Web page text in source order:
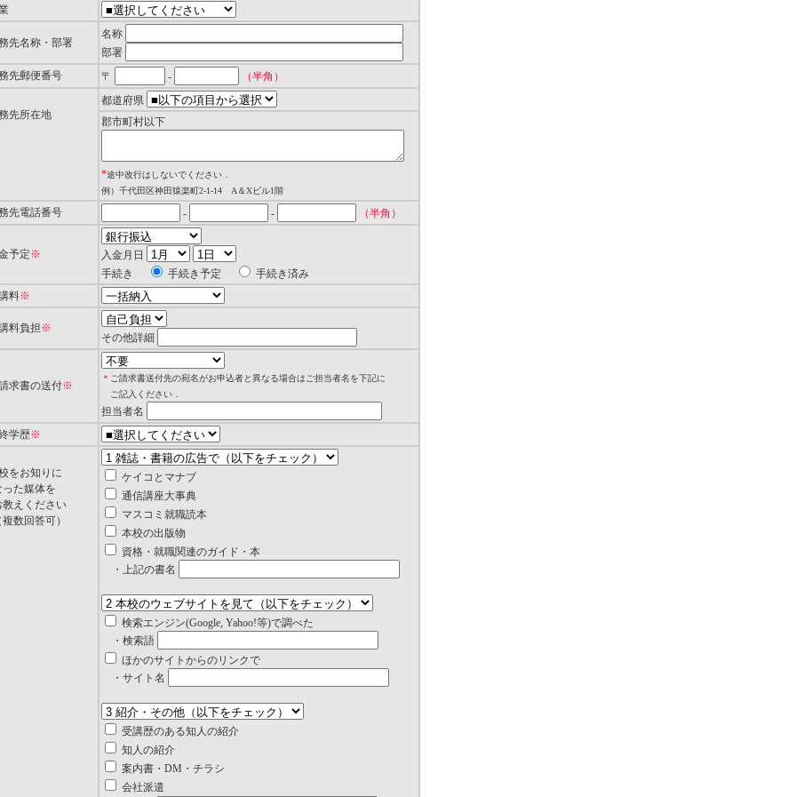
先名称・部署
名称
部署
先郵便番号
〒 - （半角）
先所在地
都道府県
郡市町村以下
*途中改行はしないでください．
例）千代田区神田猿楽町2-1-14 A＆Xビル1階
先電話番号 - - （半角）
予定※
入金月日
手続き
手続き予定
手続き済み
料※
料負担※
その他詳細
求書の送付※
＊ ご請求書送付先の宛名がお申込者と異なる場合はご担当者名を下記に
ご記入ください．
担当者名
学歴※
をお知りに
た媒体を
えください
数回答可）
ケイコとマナブ
通信講座大事典
マスコミ就職読本
本校の出版物
資格・就職関連のガイド・本
・上記の書名
検索エンジン(Google, Yahoo!等)で調べた
・検索語
ほかのサイトからのリンクで
・サイト名
受講歴のある知人の紹介
知人の紹介
案内書・DM・チラシ
会社派遣